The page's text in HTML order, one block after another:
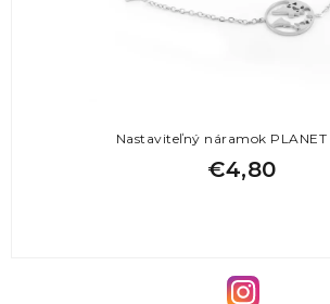
Nastaviteľný náramok PLANET
€4,80